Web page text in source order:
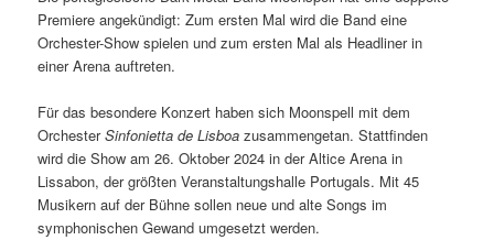
Premiere angekündigt: Zum ersten Mal wird die Band eine
Orchester-Show spielen und zum ersten Mal als Headliner in
einer Arena auftreten.
Für das besondere Konzert haben sich Moonspell mit dem
OrchesterSinfonietta de Lisboa zusammengetan. Stattfinden
wird die Show am 26. Oktober 2024 in der Altice Arena in
Lissabon, der größten Veranstaltungshalle Portugals. Mit 45
Musikern auf der Bühne sollen neue und alte Songs im
symphonischen Gewand umgesetzt werden.